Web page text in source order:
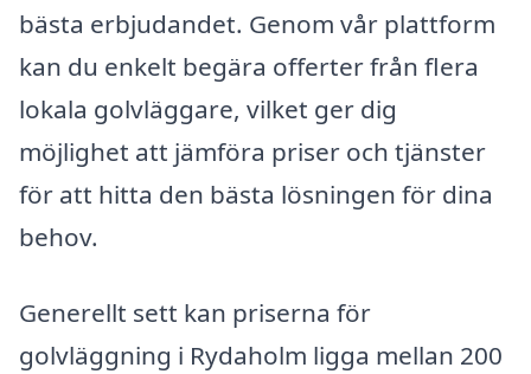
bästa erbjudandet. Genom vår plattform
kan du enkelt begära offerter från flera
lokala golvläggare, vilket ger dig
möjlighet att jämföra priser och tjänster
för att hitta den bästa lösningen för dina
behov.
Generellt sett kan priserna för
golvläggning i Rydaholm ligga mellan 200